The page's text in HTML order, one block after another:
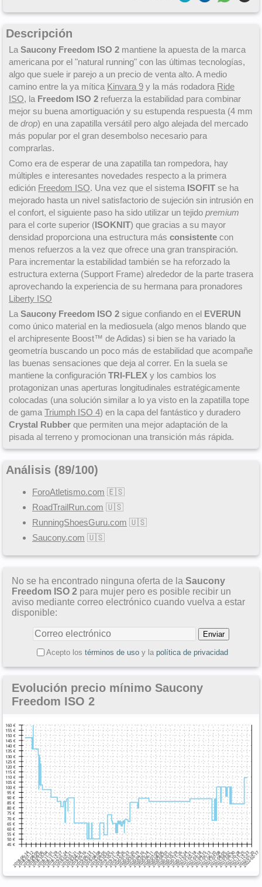
Descripción
La Saucony Freedom ISO 2 mantiene la apuesta de la marca
americana por el "natural running" con las últimas tecnologías,
algo que suele ir parejo a un precio de venta alto. A medio
camino entre la ya mítica Kinvara 9 y la más rodadora Ride
ISO, la Freedom ISO 2 refuerza la estabilidad para combinar
mejor su buena amortiguación y su estupenda respuesta (4 mm
de drop) en una zapatilla versátil pero algo alejada del mercado
más popular por el gran desembolso necesario para
comprarlas.
Como era de esperar de una zapatilla tan rompedora, hay
múltiples e interesantes novedades respecto a la primera
edición Freedom ISO. Una vez que el sistema ISOFIT se ha
mejorado hasta un nivel satisfactorio de sujeción sin intrusión en
el confort, el siguiente paso ha sido utilizar un tejido premium
para el corte superior (ISOKNIT) que gracias a su mayor
densidad proporciona una estructura más consistente con
menos refuerzos a la vez que ofrece una gran transpiración.
Para incrementar la estabilidad también se ha reforzado la
estructura externa (Support Frame) alrededor de la parte trasera
aprovechando la experiencia de su hermana para pronadores
Liberty ISO
La Saucony Freedom ISO 2 sigue confiando en el EVERUN
como único material en la mediosuela (algo menos blando que
el archipresente Boost™ de Adidas) si bien se ha variado la
geometría buscando un poco más de estabilidad que acompañe
las buenas sensaciones que deja al correr. En la suela se
mantiene la configuración TRI-FLEX y los cambios los
protagonizan unas aperturas longitudinales estratégicamente
colocadas (una solución similar a lo ya visto en la zapatilla tope
de gama Triumph ISO 4) en la capa del fantástico y duradero
Crystal Rubber que permiten una mejor adaptación de la
pisada al terreno y promocionan una transición más rápida.
Análisis (89/100)
ForoAtletismo.com 🇪🇸
RoadTrailRun.com 🇺🇸
RunningShoesGuru.com 🇺🇸
Saucony.com 🇺🇸
No se ha encontrado ninguna oferta de la Saucony
Freedom ISO 2 para mujer pero es posible recibir un
aviso mediante correo electrónico cuando vuelva a estar
disponible:
Acepto los términos de usoy la política de privacidad
Evolución precio mínimo Saucony
Freedom ISO 2